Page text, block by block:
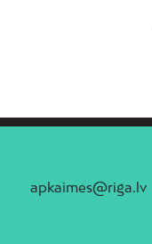
apkaimes@riga.lv